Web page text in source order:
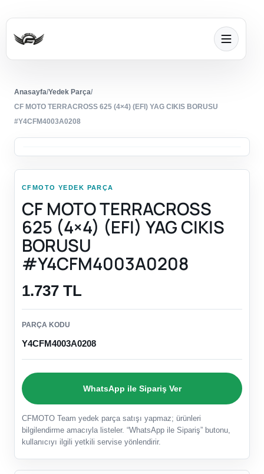
Anasayfa/Yedek Parça/
CF MOTO TERRACROSS 625 (4×4) (EFI) YAG CIKIS BORUSU
#Y4CFM4003A0208
CFMOTO YEDEK PARÇA
CF MOTO TERRACROSS
625 (4×4) (EFI) YAG CIKIS
BORUSU
#Y4CFM4003A0208
1.737 TL
PARÇA KODU
Y4CFM4003A0208
WhatsApp ile Sipariş Ver
CFMOTO Team yedek parça satışı yapmaz; ürünleri
bilgilendirme amacıyla listeler. “WhatsApp ile Sipariş” butonu,
kullanıcıyı ilgili yetkili servise yönlendirir.